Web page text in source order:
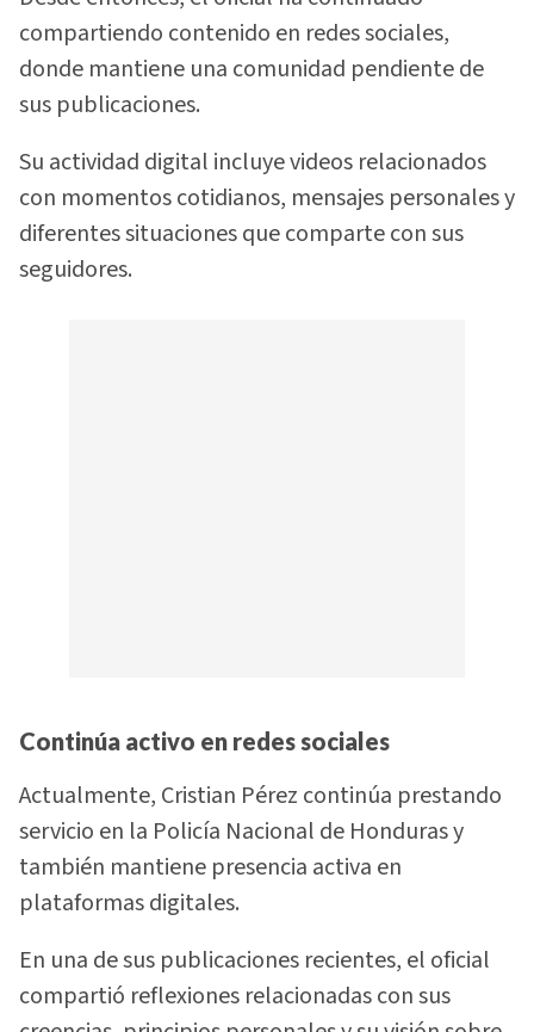
compartiendo contenido en redes sociales,
donde mantiene una comunidad pendiente de
sus publicaciones.
Su actividad digital incluye videos relacionados
con momentos cotidianos, mensajes personales y
diferentes situaciones que comparte con sus
seguidores.
Continúa activo en redes sociales
Actualmente, Cristian Pérez continúa prestando
servicio en la Policía Nacional de Honduras y
también mantiene presencia activa en
plataformas digitales.
En una de sus publicaciones recientes, el oficial
compartió reflexiones relacionadas con sus